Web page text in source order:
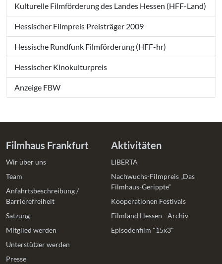
Kulturelle Filmförderung des Landes Hessen (HFF-Land)
Hessischer Filmpreis Preisträger 2009
Hessische Rundfunk Filmförderung (HFF-hr)
Hessischer Kinokulturpreis
Anzeige FBW
Filmhaus Frankfurt
Wir über uns
Team
Anfahrtsbeschreibung /
Barrierefreiheit
Satzung
Mitglied werden
Unterstützer werden
Presse
Aktivitäten
LIBERTA
Nachwuchs-Filmpreis „Das
Filmhaus-Gerippte“
Kooperationen Festivals
Filmland Hessen - Archiv
Episodenfilm "15x3"